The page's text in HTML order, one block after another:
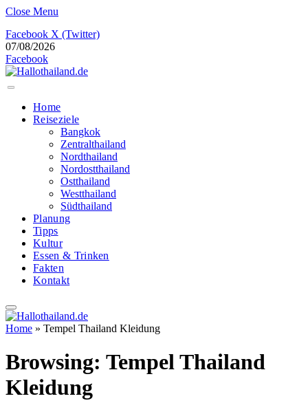
Close Menu
Facebook X (Twitter)
07/08/2026
Facebook
Home
Reiseziele
Bangkok
Zentralthailand
Nordthailand
Nordostthailand
Ostthailand
Westthailand
Südthailand
Planung
Tipps
Kultur
Essen & Trinken
Fakten
Kontakt
Home » Tempel Thailand Kleidung
Browsing: Tempel Thailand
Kleidung